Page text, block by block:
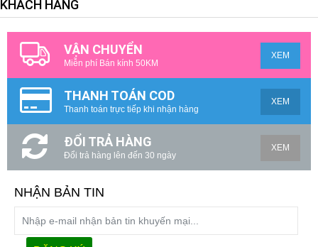
KHÁCH HÀNG
VẬN CHUYỂN
Miễn phí Bán kính 50KM
XEM
THANH TOÁN COD
Thanh toán trực tiếp khi nhận hàng
XEM
ĐỔI TRẢ HÀNG
Đổi trả hàng lên đến 30 ngày
XEM
NHẬN BẢN TIN